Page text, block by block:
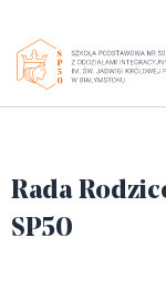
Rada
SP50